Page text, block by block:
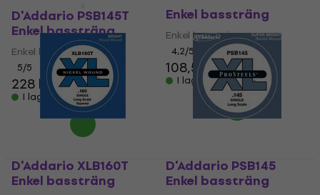
D'Addario PSB145T
Enkel bassträng
Enkel bassträng
5/5
228 kr
I lager för E-shop
Enkel bassträng
Enkel bassträng
4,2/5
108,54 kr
I lager för E-shop
D'Addario XLB160T
Enkel bassträng
D'Addario PSB145
Enkel bassträng